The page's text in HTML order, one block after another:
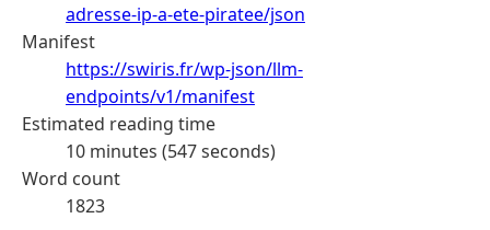
adresse-ip-a-ete-piratee/json
Manifest
https://swiris.fr/wp-json/llm-
endpoints/v1/manifest
Estimated reading time
10 minutes (547 seconds)
Word count
1823